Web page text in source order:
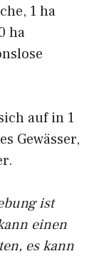
1 ha
ha
auf in 1
Gewässer,
ist
einen
es kann